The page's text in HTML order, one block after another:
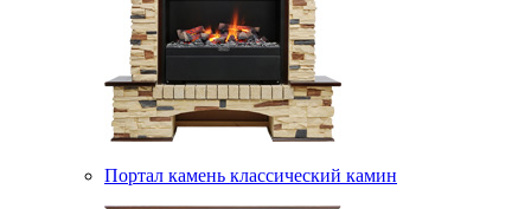
Портал камень классический камин